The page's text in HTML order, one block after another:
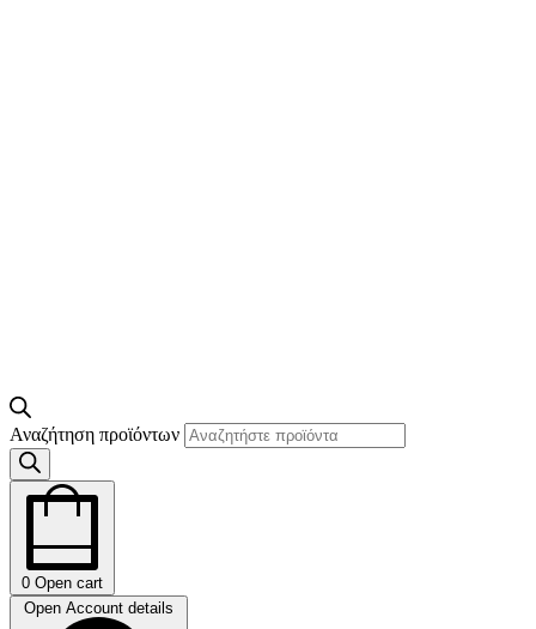
Αναζήτηση προϊόντων
0 Open cart
Open Account details